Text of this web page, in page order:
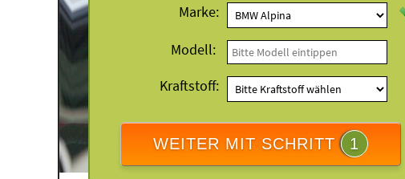
Marke:
Modell:
Kraftstoff:
WEITER MIT SCHRITT 1